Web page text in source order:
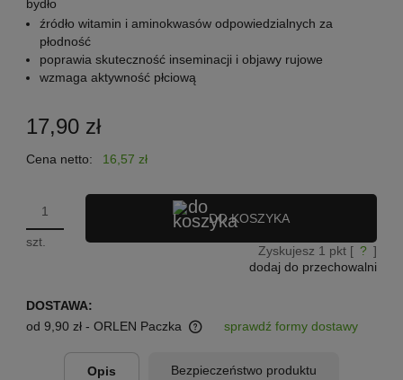
bydło
źródło witamin i aminokwasów odpowiedzialnych za
płodność
poprawia skuteczność inseminacji i objawy rujowe
wzmaga aktywność płciową
17,90 zł
Cena netto: 16,57 zł
szt.
DO KOSZYKA
Zyskujesz 1 pkt [ ? ]
dodaj do przechowalni
DOSTAWA:
od 9,90 zł - ORLEN Paczka sprawdź formy dostawy
Opis Bezpieczeństwo produktu